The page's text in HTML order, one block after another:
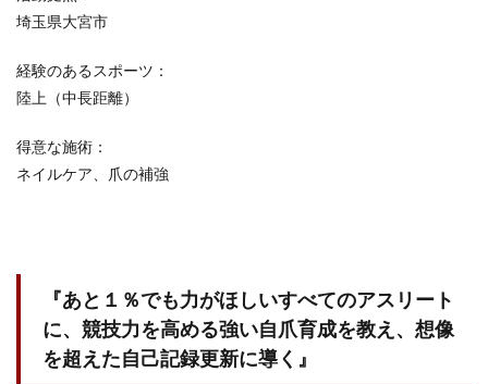
埼玉県大宮市
経験のあるスポーツ：
陸上（中長距離）
得意な施術：
ネイルケア、爪の補強
『あと１％でも力がほしいすべてのアスリート
に、競技力を高める強い自爪育成を教え、想像
を超えた自己記録更新に導く』